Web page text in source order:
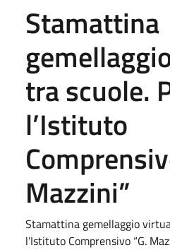
Stamattina
tra scuole.
l’Istituto
Mazzini”
Stamattina gemellaggio
l’Istituto Comprensivo “G.